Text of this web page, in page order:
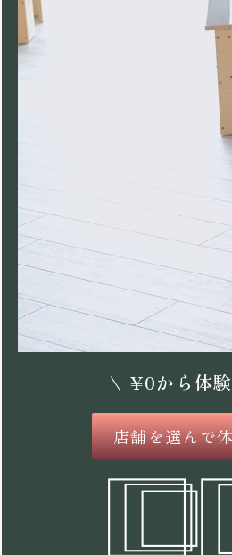
\ ¥0から体
店舗を選んで